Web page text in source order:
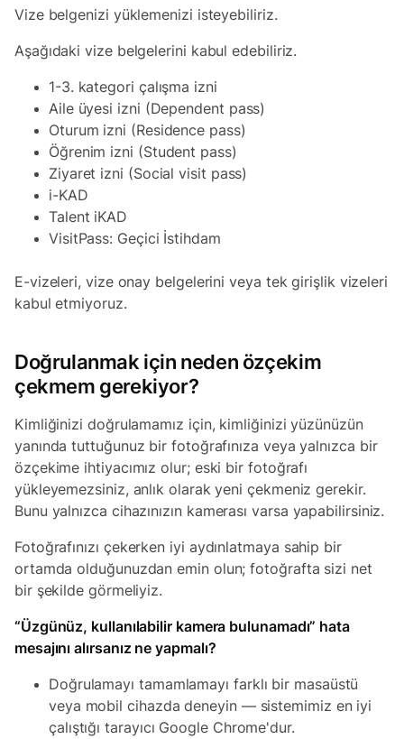
Vize belgenizi yüklemenizi isteyebiliriz.
Aşağıdaki vize belgelerini kabul edebiliriz.
1-3. kategori çalışma izni
Aile üyesi izni (Dependent pass)
Oturum izni (Residence pass)
Öğrenim izni (Student pass)
Ziyaret izni (Social visit pass)
i-KAD
Talent iKAD
VisitPass: Geçici İstihdam
E-vizeleri, vize onay belgelerini veya tek girişlik vizeleri
kabul etmiyoruz.
Doğrulanmak için neden özçekim
çekmem gerekiyor?
Kimliğinizi doğrulamamız için, kimliğinizi yüzünüzün
yanında tuttuğunuz bir fotoğrafınıza veya yalnızca bir
özçekime ihtiyacımız olur; eski bir fotoğrafı
yükleyemezsiniz, anlık olarak yeni çekmeniz gerekir.
Bunu yalnızca cihazınızın kamerası varsa yapabilirsiniz.
Fotoğrafınızı çekerken iyi aydınlatmaya sahip bir
ortamda olduğunuzdan emin olun; fotoğrafta sizi net
bir şekilde görmeliyiz.
“Üzgünüz, kullanılabilir kamera bulunamadı” hata
mesajını alırsanız ne yapmalı?
Doğrulamayı tamamlamayı farklı bir masaüstü
veya mobil cihazda deneyin — sistemimiz en iyi
çalıştığı tarayıcı Google Chrome'dur.